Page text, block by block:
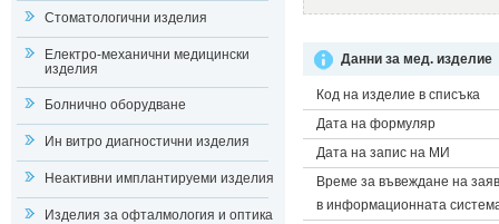
Стоматологични изделия
Електро-механични медицински
изделия
Болнично оборудване
Ин витро диагностични изделия
Неактивни имплантируеми изделия
Изделия за офталмология и оптика
Данни за мед. изделие
Код на изделие в списъка
Дата на формуляр
Дата на запис на МИ
Време за въвеждане на
в информационната